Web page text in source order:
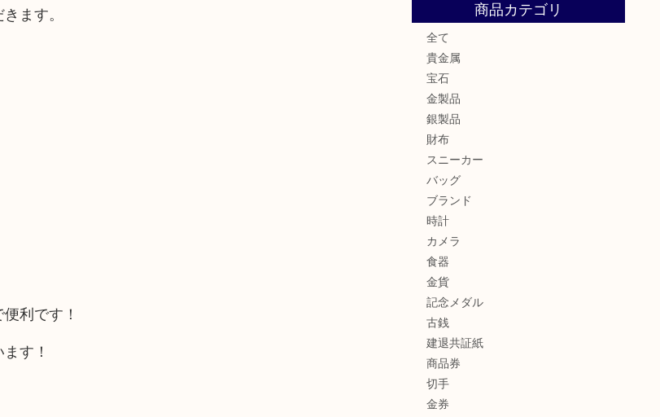
ます。
利です！
す！
商品カテゴリ
全て
貴金属
宝石
金製品
銀製品
財布
スニーカー
バッグ
ブランド
時計
カメラ
食器
金貨
記念メダル
古銭
建退共証紙
商品券
切手
金券